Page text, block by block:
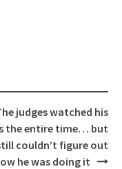
judges watched his
the entire time… but
couldn’t figure out
he was doing it